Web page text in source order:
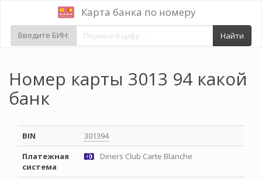
Карта банка по номеру
Введите БИН: Найти
Номер карты 3013 94 какой
банк
BIN
301394
Платежная
система
Diners Club Carte Blanche